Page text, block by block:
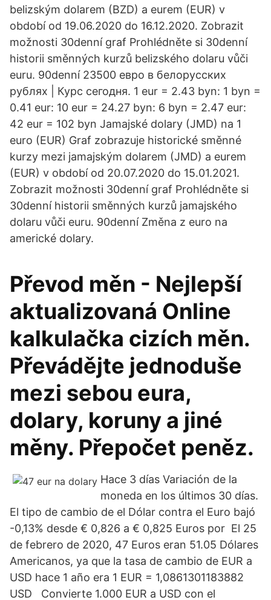
belizským dolarem (BZD) a eurem (EUR) v
období od 19.06.2020 do 16.12.2020. Zobrazit
možnosti 30denní graf Prohlédněte si 30denní
historii směnných kurzů belizského dolaru vůči
euru. 90denní 23500 евро в белорусских
рублях | Курс сегодня. 1 eur = 2.43 byn: 1 byn =
0.41 eur: 10 eur = 24.27 byn: 6 byn = 2.47 eur:
42 eur = 102 byn Jamajské dolary (JMD) na 1
euro (EUR) Graf zobrazuje historické směnné
kurzy mezi jamajským dolarem (JMD) a eurem
(EUR) v období od 20.07.2020 do 15.01.2021.
Zobrazit možnosti 30denní graf Prohlédněte si
30denní historii směnných kurzů jamajského
dolaru vůči euru. 90denní Změna z euro na
americké dolary.
Převod měn - Nejlepší
aktualizovaná Online
kalkulačka cizích měn.
Převádějte jednoduše
mezi sebou eura,
dolary, koruny a jiné
měny. Přepočet peněz.
Hace 3 días Variación de la
moneda en los últimos 30 días.
El tipo de cambio de el Dólar contra el Euro bajó
-0,13% desde € 0,826 a € 0,825 Euros por El 25
de febrero de 2020, 47 Euros eran 51.05 Dólares
Americanos, ya que la tasa de cambio de EUR a
USD hace 1 año era 1 EUR = 1,0861301183882
USD Convierte 1.000 EUR a USD con el